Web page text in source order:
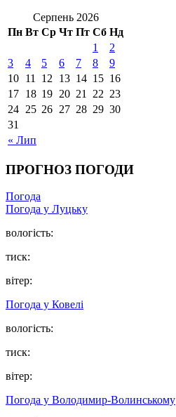
Серпень 2026
Пн Вт Ср Чт Пт Сб Нд
« Лип
1
2
3
4 5 6 7 8
9
10 11 12 13 14 15 16
17 18 19 20 21 22 23
24 25 26 27 28 29 30
31
ПРОГНОЗ ПОГОДИ
Погода
Погода у Луцьку
вологість:
тиск:
вітер:
Погода у Ковелі
вологість:
тиск:
вітер:
Погода у Володимир-Волинському